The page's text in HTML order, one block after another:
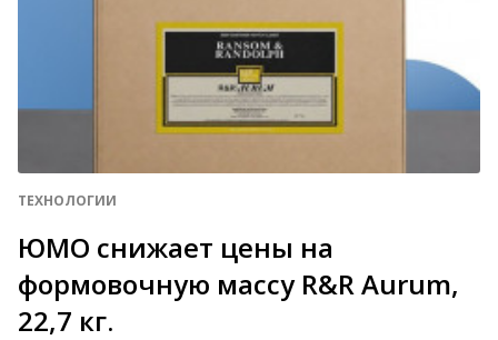
ТЕХНОЛОГИИ
ЮМО снижает цены на
формовочную массу R&R Aurum,
22,7 кг.